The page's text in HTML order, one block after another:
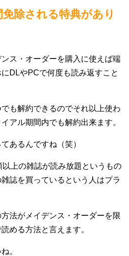
除される特典があり
ス・オーダーを購入に使えば端
DLやPCで何度も読み返すこと
も解約できるのでそれ以上使わ
アル期間内でも解約出来ます。
あるんですね（笑）
上の雑誌が読み放題というもの
誌を買っているという人はプラ
法がメイデンス・オーダーを限
める方法と言えます。
。